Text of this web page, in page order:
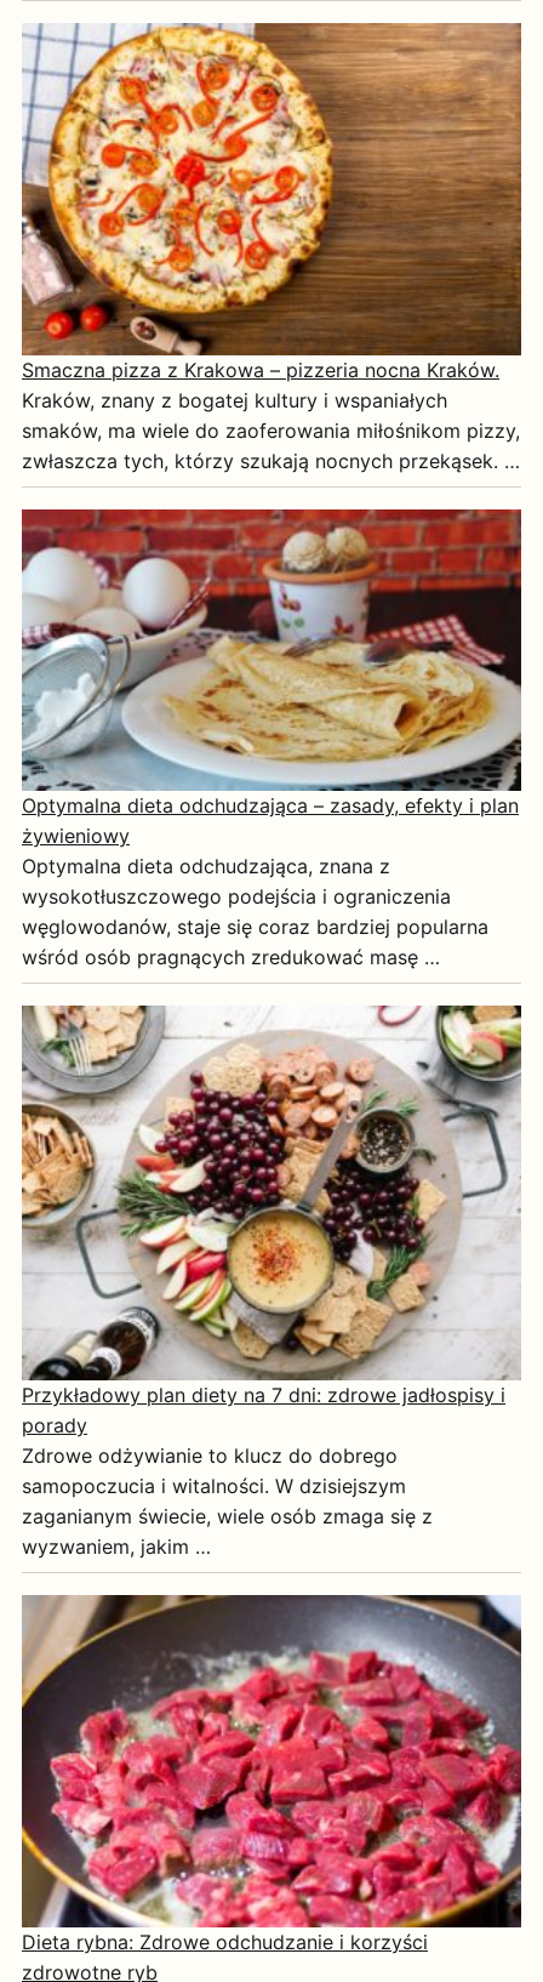
Smaczna pizza z Krakowa – pizzeria nocna Kraków.
Kraków, znany z bogatej kultury i wspaniałych
smaków, ma wiele do zaoferowania miłośnikom pizzy,
zwłaszcza tych, którzy szukają nocnych przekąsek. …
Optymalna dieta odchudzająca – zasady, efekty i plan
żywieniowy
Optymalna dieta odchudzająca, znana z
wysokotłuszczowego podejścia i ograniczenia
węglowodanów, staje się coraz bardziej popularna
wśród osób pragnących zredukować masę …
Przykładowy plan diety na 7 dni: zdrowe jadłospisy i
porady
Zdrowe odżywianie to klucz do dobrego
samopoczucia i witalności. W dzisiejszym
zaganianym świecie, wiele osób zmaga się z
wyzwaniem, jakim …
Dieta rybna: Zdrowe odchudzanie i korzyści
zdrowotne ryb